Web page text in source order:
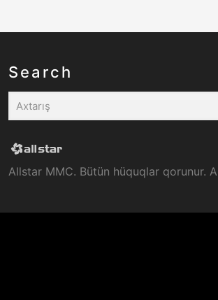
Search
Allstar MMC. Bütün hüquqlar qorunur.